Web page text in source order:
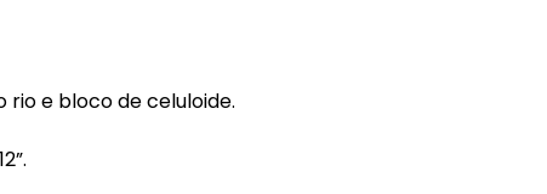
e bloco de celuloide.